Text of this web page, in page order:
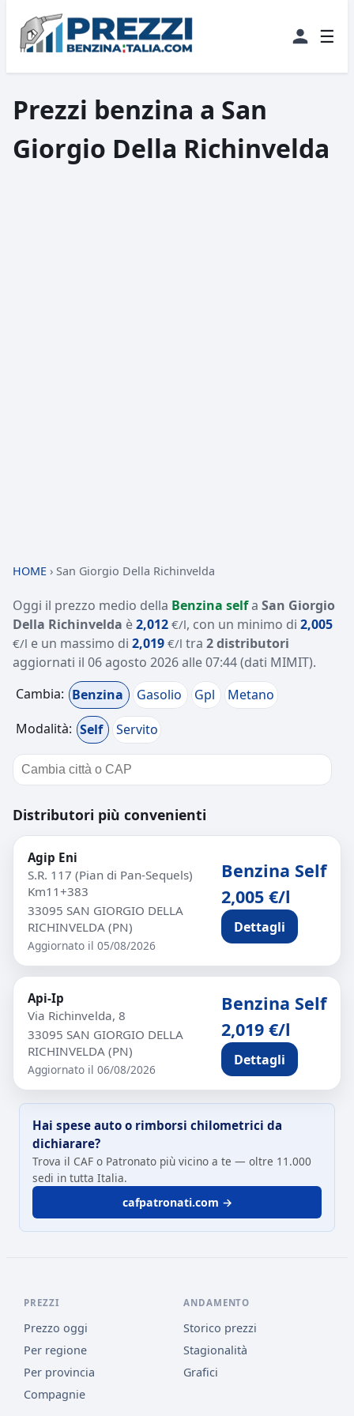
☰
Prezzi benzina a San
Giorgio Della Richinvelda
HOME › San Giorgio Della Richinvelda
Oggi il prezzo medio della Benzina selfa San Giorgio
Della Richinvelda è2,012 €/l, con un minimo di 2,005
€/l e un massimo di 2,019 €/l tra 2 distributori
aggiornati il 06 agosto 2026 alle 07:44(dati MIMIT).
Cambia: Benzina Gasolio Gpl
Metano
Modalità: Self Servito
Distributori più convenienti
Agip Eni
S.R. 117 (Pian di Pan-Sequels)
Km11+383
33095 SAN GIORGIO DELLA
RICHINVELDA (PN)
Aggiornato il 05/08/2026
Benzina Self
2,005 €/l
Dettagli
Api-Ip
Via Richinvelda, 8
33095 SAN GIORGIO DELLA
RICHINVELDA (PN)
Aggiornato il 06/08/2026
Benzina Self
2,019 €/l
Dettagli
Hai spese auto o rimborsi chilometrici da
dichiarare?
Trova il CAF o Patronato più vicino a te — oltre 11.000
sedi in tutta Italia.
cafpatronati.com →
PREZZI
Prezzo oggi
Per regione
Per provincia
Compagnie
ANDAMENTO
Storico prezzi
Stagionalità
Grafici